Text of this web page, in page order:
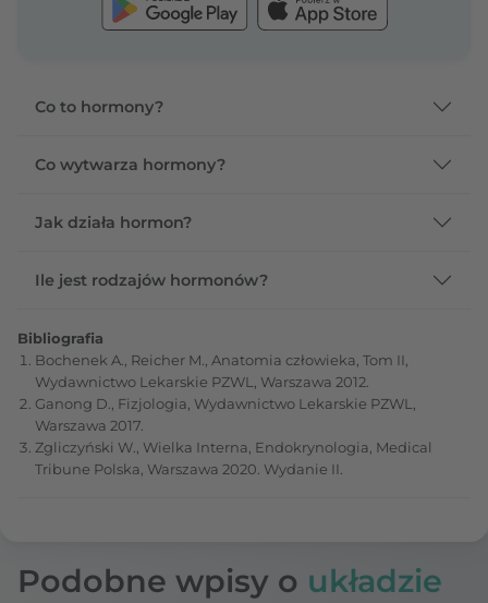
Co to hormony?
Co wytwarza hormony?
Jak działa hormon?
Ile jest rodzajów hormonów?
Bibliografia
Bochenek A., Reicher M., Anatomia człowieka, Tom II,
Wydawnictwo Lekarskie PZWL, Warszawa 2012.
Ganong D., Fizjologia, Wydawnictwo Lekarskie PZWL,
Warszawa 2017.
Zgliczyński W., Wielka Interna, Endokrynologia, Medical
Tribune Polska, Warszawa 2020. Wydanie II.
Podobne wpisy o układzie